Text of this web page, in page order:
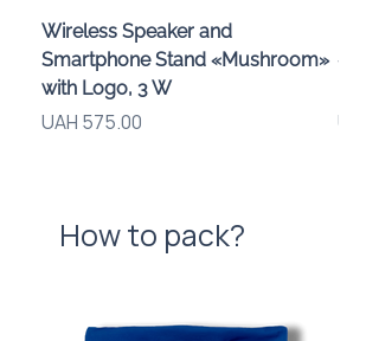
Wireless Speaker and
Smartphone Stand «Mushroom»
with Logo, 3 W
Price
UAH 575.00 Price
UAH
How to pack?